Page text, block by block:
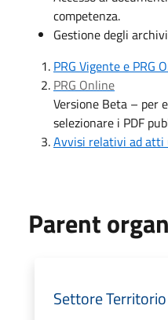
competenza.
Gestione degli archivi
PRG Vigente e PRG
PRG Online
Versione Beta – per
selezionare i PDF
Avvisi relativi ad atti
Parent
Settore